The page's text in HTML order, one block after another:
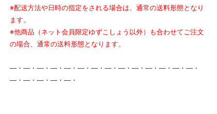
※配送方法や日時の指定をされる場合は、通常の送料形態となり
ます。
※他商品（ネット会員限定ゆずこしょう以外）も合わせてご注文
の場合、通常の送料形態となります。
―・―・―・―・―・―・―・―・―・―・―・―・―・―・
―・―・―・―・―・